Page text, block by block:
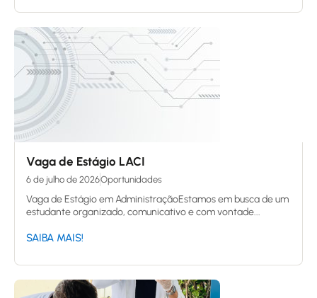
Vaga de Estágio LACI
6 de julho de 2026Oportunidades
Vaga de Estágio em AdministraçãoEstamos em busca de um
estudante organizado, comunicativo e com vontade...
SAIBA MAIS!